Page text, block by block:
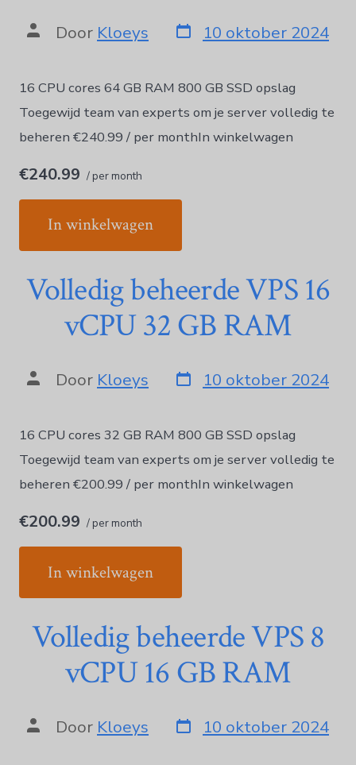
Door Kloeys 10 oktober 2024
16 CPU cores 64 GB RAM 800 GB SSD opslag
Toegewijd team van experts om je server volledig te
beheren €240.99 / per monthIn winkelwagen
€240.99 / per month
In winkelwagen
Volledig beheerde VPS 16
vCPU 32 GB RAM
Door Kloeys 10 oktober 2024
16 CPU cores 32 GB RAM 800 GB SSD opslag
Toegewijd team van experts om je server volledig te
beheren €200.99 / per monthIn winkelwagen
€200.99 / per month
In winkelwagen
Volledig beheerde VPS 8
vCPU 16 GB RAM
Door Kloeys 10 oktober 2024